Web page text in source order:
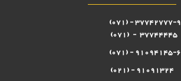
37742777-9 - (071)
91094145-6 - (071)